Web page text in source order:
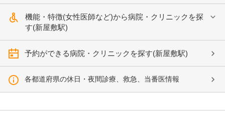
機能・特徴(女性医師など)から病院・クリニックを探
す(新屋敷駅)
予約ができる病院・クリニックを探す(新屋敷駅)
各都道府県の休日・夜間診療、救急、当番医情報